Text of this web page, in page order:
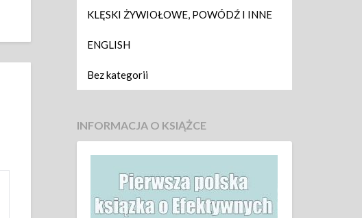
KLĘSKI ŻYWIOŁOWE, POWÓDŹ I INNE
ENGLISH
Bez kategorii
INFORMACJA O KSIĄŻCE